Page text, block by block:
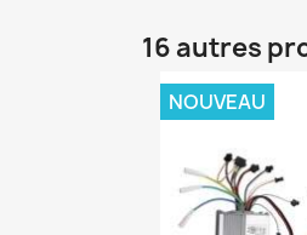
16 autres
NOUVEAU